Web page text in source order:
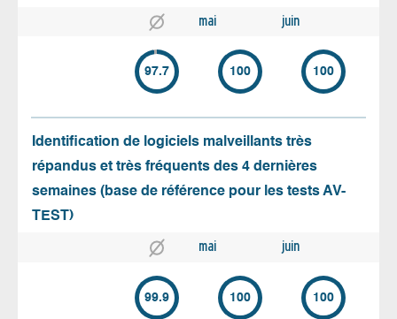
mai juin
97.7 100 100
Identification de logiciels malveillants très
répandus et très fréquents des 4 dernières
semaines (base de référence pour les tests AV-
TEST)
mai juin
99.9 100 100